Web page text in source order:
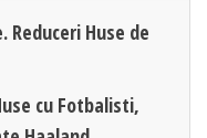
Reduceri Huse de
cu Fotbalisti,